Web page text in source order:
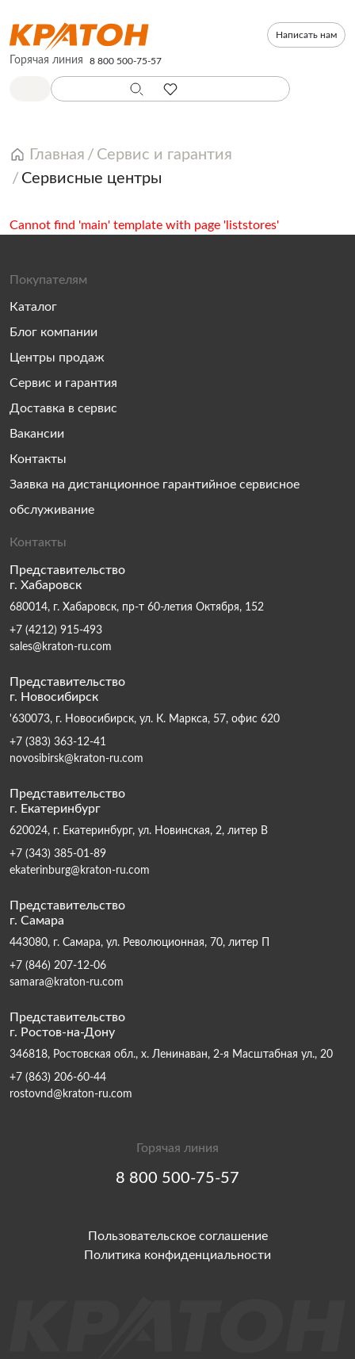
Написать нам
Горячая линия 8 800 500-75-57
Главная
Сервис и гарантия
Сервисные центры
Cannot find 'main' template with page 'liststores'
Покупателям
Каталог
Блог компании
Центры продаж
Сервис и гарантия
Доставка в сервис
Вакансии
Контакты
Заявка на дистанционное гарантийное сервисное
обслуживание
Контакты
Представительство
г. Хабаровск
680014, г. Хабаровск, пр-т 60-летия Октября, 152
+7 (4212) 915-493
sales@kraton-ru.com
Представительство
г. Новосибирск
'630073, г. Новосибирск, ул. К. Маркса, 57, офис 620
+7 (383) 363-12-41
novosibirsk@kraton-ru.com
Представительство
г. Екатеринбург
620024, г. Екатеринбург, ул. Новинская, 2, литер В
+7 (343) 385-01-89
ekaterinburg@kraton-ru.com
Представительство
г. Самара
443080, г. Самара, ул. Революционная, 70, литер П
+7 (846) 207-12-06
samara@kraton-ru.com
Представительство
г. Ростов-на-Дону
346818, Ростовская обл., х. Ленинаван, 2-я Масштабная ул., 20
+7 (863) 206-60-44
rostovnd@kraton-ru.com
Горячая линия
8 800 500-75-57
Пользовательское соглашение
Политика конфиденциальности